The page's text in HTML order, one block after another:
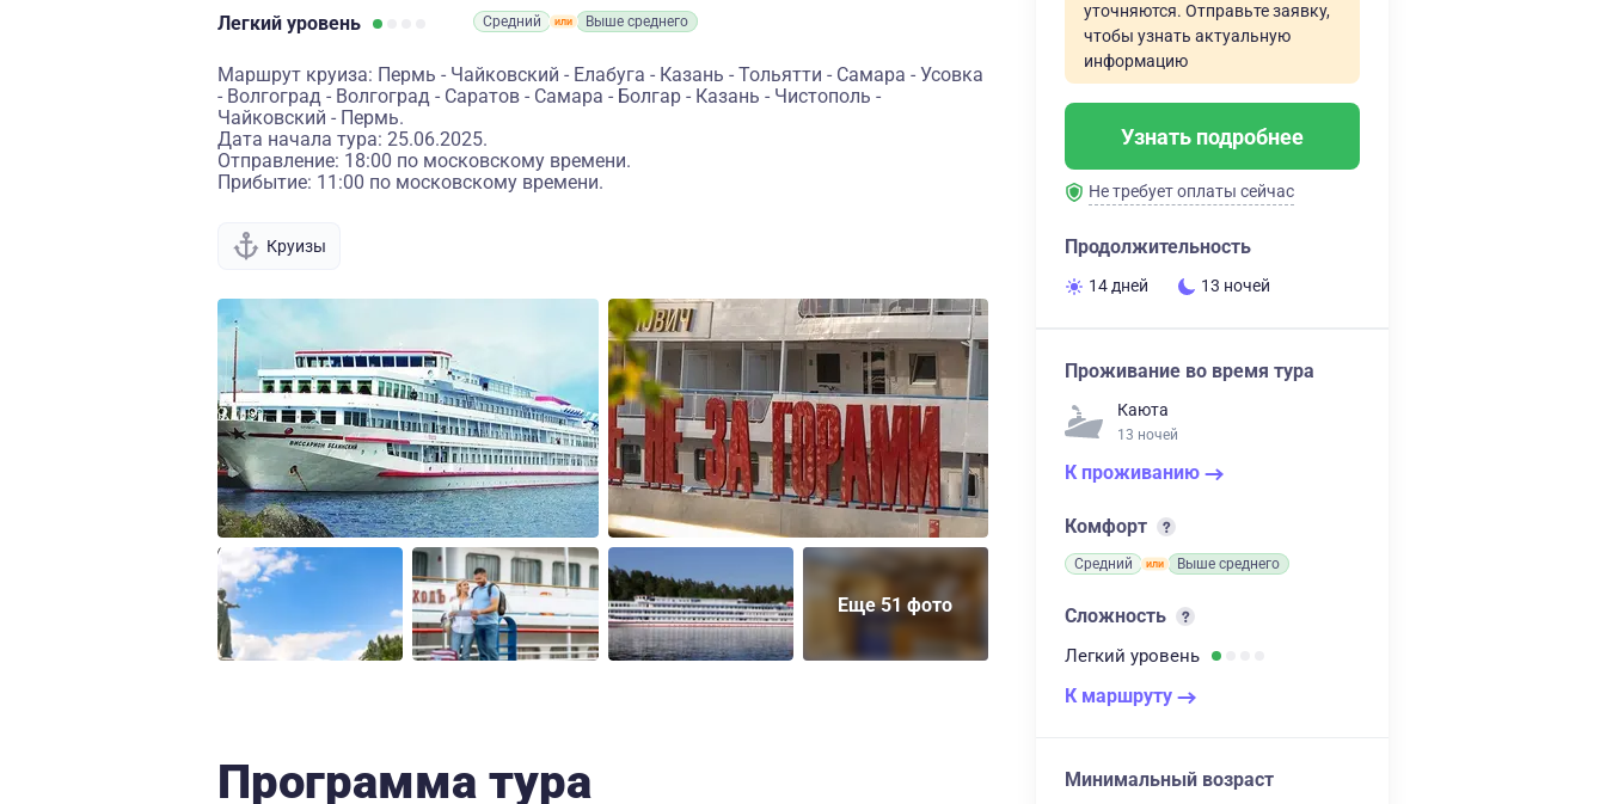
Легкий уровень Средний Выше среднего
Маршрут круиза: Пермь - Чайковский - Елабуга - Казань - Тольятти - Самара - Усовка
- Волгоград - Волгоград - Саратов - Самара - Болгар - Казань - Чистополь -
Чайковский - Пермь.
Дата начала тура: 25.06.2025.
Отправление: 18:00 по московскому времени.
Прибытие: 11:00 по московскому времени.
Круизы
Еще 51 фото
Программа тура
уточняются. Отправьте заявку,
чтобы узнать актуальную
информацию
Узнать подробнее
Не требует оплаты сейчас
Продолжительность
14 дней 13 ночей
Проживание во время тура
Каюта
13 ночей
К проживанию
Комфорт
Средний Выше среднего
Сложность
Легкий уровень
К маршруту
Минимальный возраст